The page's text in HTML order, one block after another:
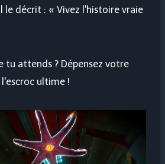
le décrit : « Vivez l'histoire vraie
tu attends ? Dépensez votre
ultime !